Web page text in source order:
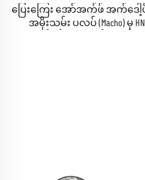
ပြေးကြေး အော်အက်ဖ် အက်ဒေ
အမိုးသမ်း ပလပ် (Macho) မှ